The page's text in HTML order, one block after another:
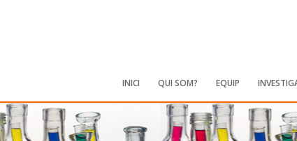
INICI QUI SOM? EQUIP